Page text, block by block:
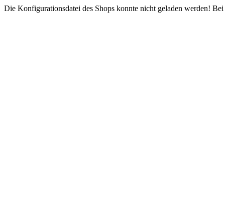
Die Konfigurationsdatei des Shops konnte nicht geladen werden!